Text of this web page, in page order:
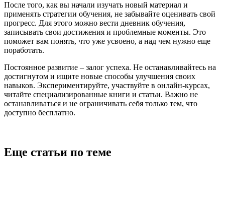
После того, как вы начали изучать новый материал и
применять стратегии обучения, не забывайте оценивать свой
прогресс. Для этого можно вести дневник обучения,
записывать свои достижения и проблемные моменты. Это
поможет вам понять, что уже усвоено, а над чем нужно еще
поработать.
Постоянное развитие – залог успеха. Не останавливайтесь на
достигнутом и ищите новые способы улучшения своих
навыков. Экспериментируйте, участвуйте в онлайн-курсах,
читайте специализированные книги и статьи. Важно не
останавливаться и не ограничивать себя только тем, что
доступно бесплатно.
Еще статьи по теме